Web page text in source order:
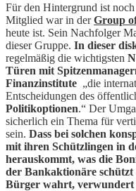
Für den Hintergrund ist noch
Mitglied war in derGroup
heute ist. Sein Nachfolger
dieser Gruppe. In dieser
regelmäßig die wichtigsten
Türen mit
Finanzinstitute „die
Entscheidungen des
Politikoptionen.“ Der
sicherlich ein Thema für
sein. Dass bei solchen
mit ihren Schützlingen in
herauskommt, was die
der Bankaktionäre schützt
Bürger wahrt, verwundert